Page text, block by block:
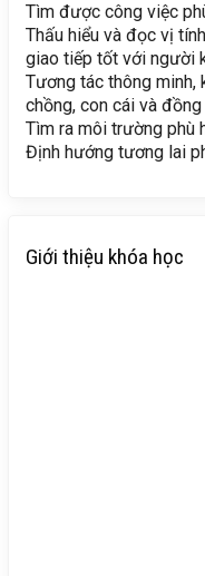
Tìm được công việc
Thấu hiểu và đọc vị
giao tiếp tốt với người
Tương tác thông minh,
chồng, con cái và
Tìm ra môi trường phù
Định hướng tương lai
Giới thiệu khóa học